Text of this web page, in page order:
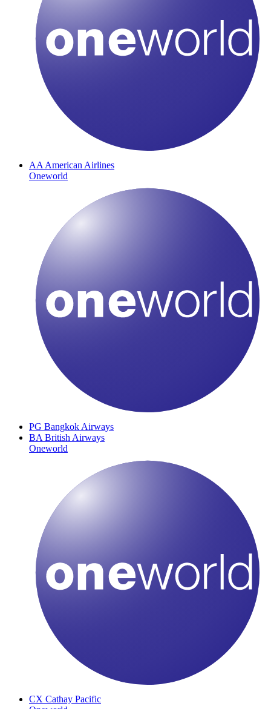
AA American Airlines
Oneworld
PG Bangkok Airways
BA British Airways
Oneworld
CX Cathay Pacific